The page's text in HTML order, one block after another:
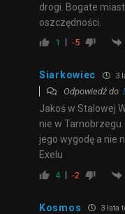
drogi. Bogate
oszczędności.
1 -5
Siarkowiec 3
Odpowiedź do
Jakoś w Stalowej
nie w
jego wygodę a nie
Exelu
4 -2
Kosmos 3 lata